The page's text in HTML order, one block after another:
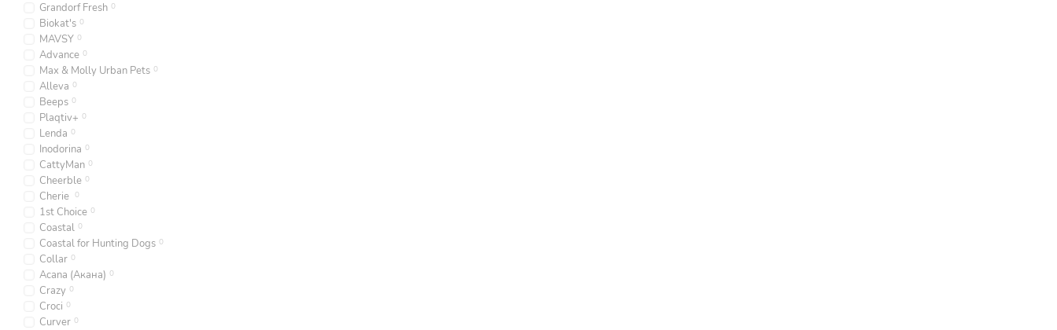
Grandorf Fresh 0
Biokat's 0
MAVSY 0
Advance 0
Max & Molly Urban Pets 0
Alleva 0
Beeps 0
Plaqtiv+ 0
Lenda 0
Inodorina 0
CattyMan 0
Cheerble 0
Cherie 0
1st Choice 0
Coastal 0
Coastal for Hunting Dogs 0
Collar 0
Acana (Акана) 0
Crazy 0
Croci 0
Curver 0